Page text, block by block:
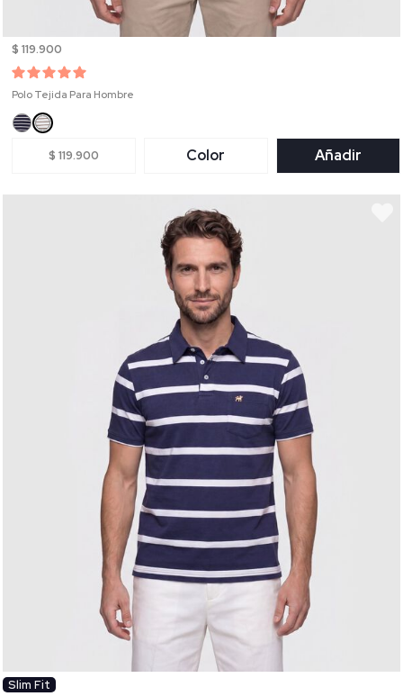
$ 119.900
Polo Tejida Para Hombre
$ 119.900 Color Añadir
Slim Fit